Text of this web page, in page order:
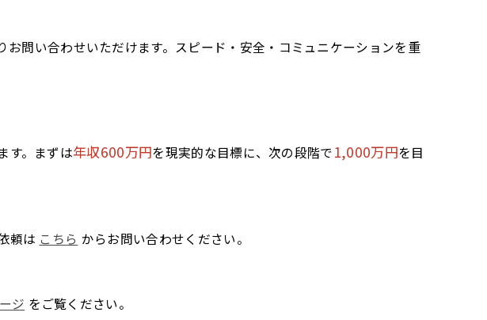
お問い合わせいただけます。スピード・安全・コミュニケーションを重
す。まずは年収600万円を現実的な目標に、次の段階で1,000万円を目
頼は こちら からお問い合わせください。
ジ をご覧ください。